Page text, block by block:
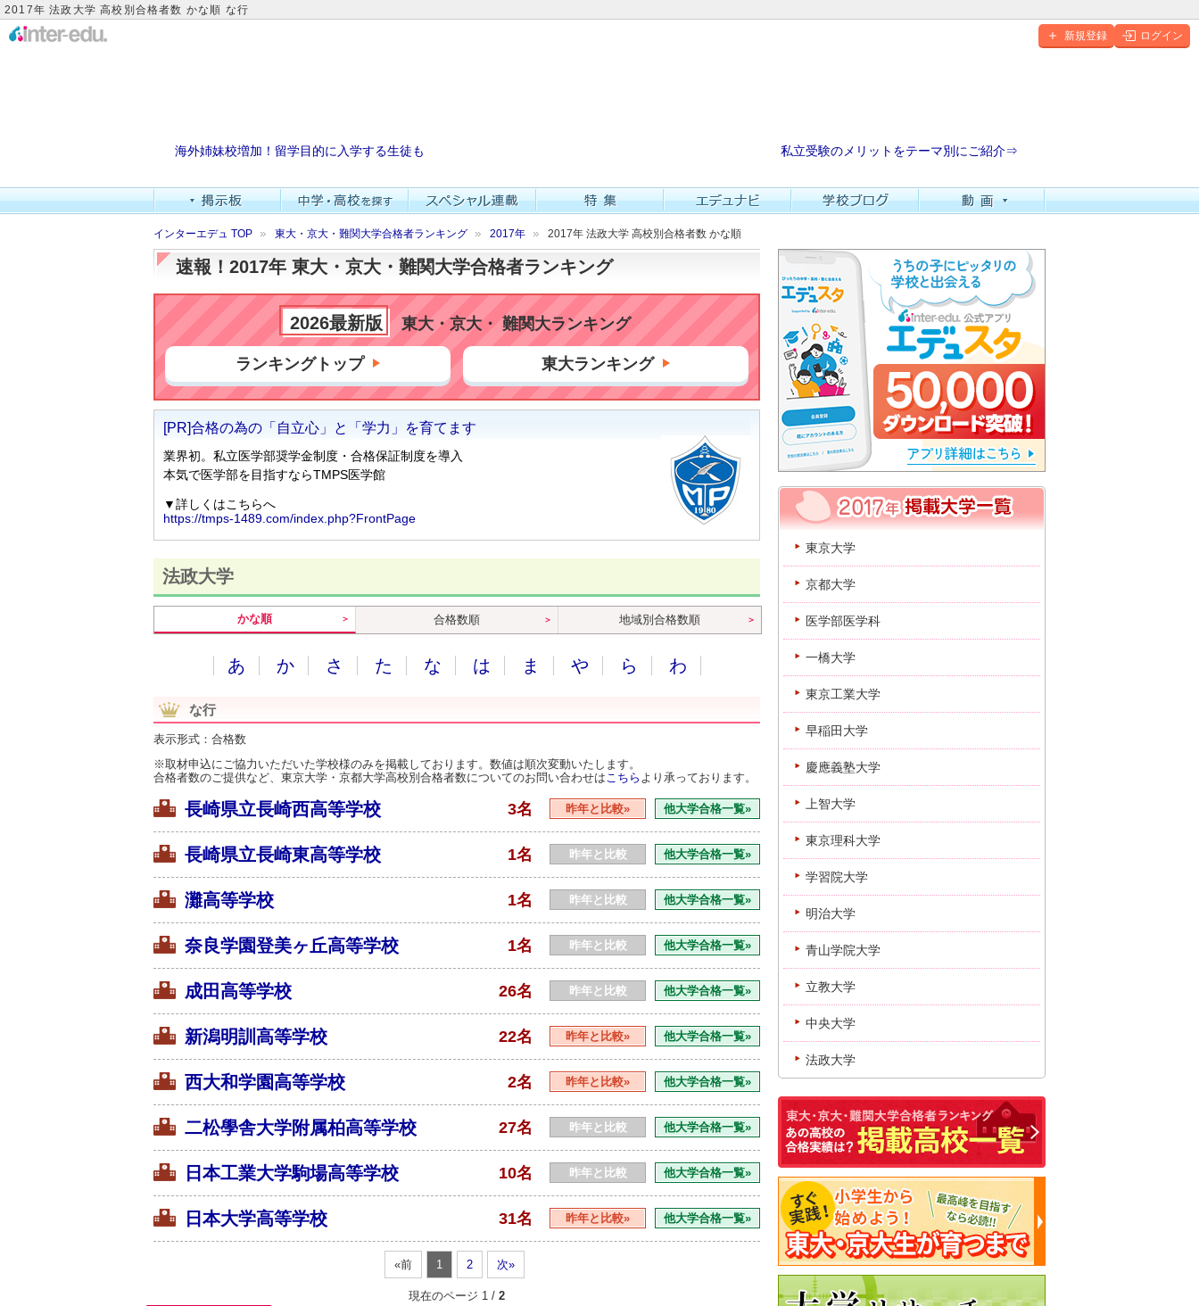
2017年 法政大学 高校別合格者数 かな順 な行
新規登録 ログイン
海外姉妹校増加！留学目的に入学する生徒も 私立受験のメリットをテーマ別にご紹介⇒
インターエデュ TOP 東大・京大・難関大学合格者ランキング 2017年 2017年 法政大学 高校別合格者数 かな順
速報！2017年 東大・京大・難関大学合格者ランキング
2026最新版 東大・京大・ 難関大ランキング
ランキングトップ 東大ランキング
法政大学
かな順 合格数順 地域別合格数順
あ か さ た な は ま や ら わ
な行
表示形式：合格数
※取材申込にご協力いただいた学校様のみを掲載しております。数値は順次変動いたします。
合格者数のご提供など、東京大学・京都大学高校別合格者数についてのお問い合わせは こちら より承っております。
長崎県立長崎西高等学校 3名 昨年と比較» 他大学合格一覧»
長崎県立長崎東高等学校 1名 昨年と比較 他大学合格一覧»
灘高等学校 1名 昨年と比較 他大学合格一覧»
奈良学園登美ヶ丘高等学校 1名 昨年と比較 他大学合格一覧»
成田高等学校 26名 昨年と比較 他大学合格一覧»
新潟明訓高等学校 22名 昨年と比較» 他大学合格一覧»
西大和学園高等学校 2名 昨年と比較» 他大学合格一覧»
二松學舎大学附属柏高等学校 27名 昨年と比較 他大学合格一覧»
日本工業大学駒場高等学校 10名 昨年と比較 他大学合格一覧»
日本大学高等学校 31名 昨年と比較» 他大学合格一覧»
«前 1 2 次»
現在のページ 1 / 2
東京大学
京都大学
医学部医学科
一橋大学
東京工業大学
早稲田大学
慶應義塾大学
上智大学
東京理科大学
学習院大学
明治大学
青山学院大学
立教大学
中央大学
法政大学